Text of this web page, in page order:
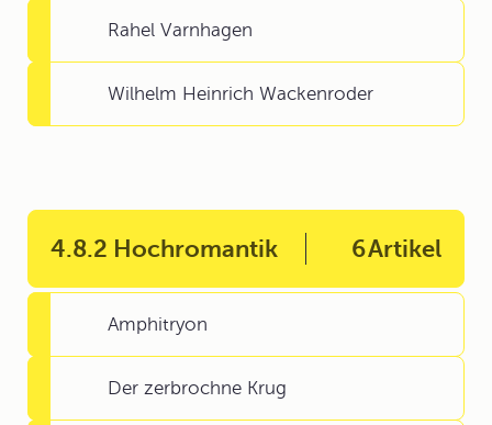
Rahel Varnhagen
Wilhelm Heinrich Wackenroder
4.8.2 Hochromantik 6Artikel
Amphitryon
Der zerbrochne Krug